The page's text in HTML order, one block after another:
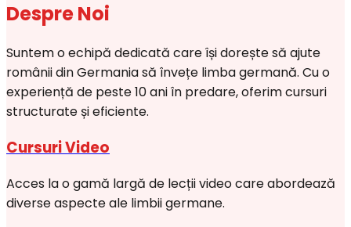
Despre Noi
Suntem o echipă dedicată care își dorește să ajute
românii din Germania să învețe limba germană. Cu o
experiență de peste 10 ani în predare, oferim cursuri
structurate și eficiente.
Cursuri Video
Acces la o gamă largă de lecții video care abordează
diverse aspecte ale limbii germane.